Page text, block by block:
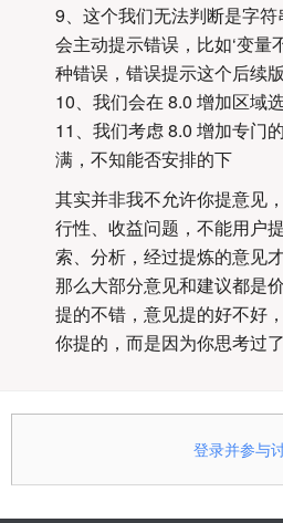
9、这个我们无法判断是字
会主动提示错误，比如‘变量
种错误，错误提示这个后续
10、我们会在 8.0 增加区域
11、我们考虑 8.0 增加专门
满，不知能否安排的下
其实并非我不允许你提意见
行性、收益问题，不能用户
索、分析，经过提炼的意见
那么大部分意见和建议都是
提的不错，意见提的好不好
你提的，而是因为你思考过
登录并参与